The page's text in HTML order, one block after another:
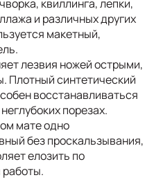
квиллинга, лепки,
и различных других
макетный,
лезвия ножей острыми,
Плотный синтетический
восстанавливаться
порезах.
мате одно
без проскальзывания,
елозить по
работы.